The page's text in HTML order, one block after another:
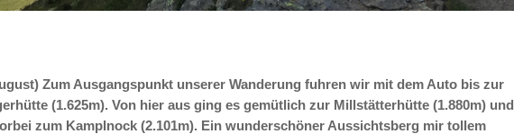
Zum Ausgangspunkt unserer Wanderung fuhren wir mit dem Auto bis zur
(1.625m). Von hier aus ging es gemütlich zur Millstätterhütte (1.880m) und
zum Kamplnock (2.101m). Ein wunderschöner Aussichtsberg mir tollem